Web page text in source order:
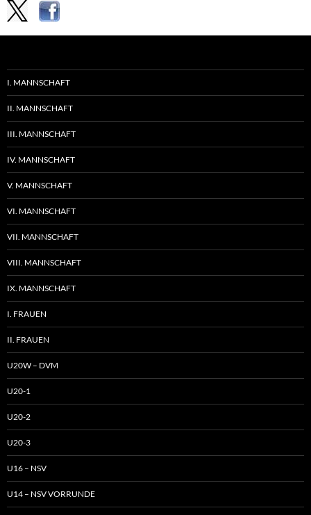
I. MANNSCHAFT
II. MANNSCHAFT
III. MANNSCHAFT
IV. MANNSCHAFT
V. MANNSCHAFT
VI. MANNSCHAFT
VII. MANNSCHAFT
VIII. MANNSCHAFT
IX. MANNSCHAFT
I. FRAUEN
II. FRAUEN
U20W – DVM
U20-1
U20-2
U20-3
U16 – NSV
U14 – NSV VORRUNDE